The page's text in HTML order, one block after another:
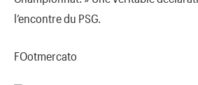
l’encontre du PSG.
FOotmercato